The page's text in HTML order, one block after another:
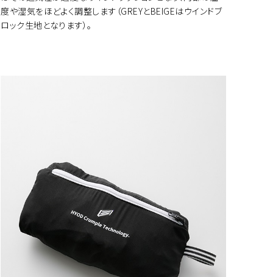
度や湿気をほどよく調整します（GREYとBEIGEはウインドブ
ロック生地となります）。